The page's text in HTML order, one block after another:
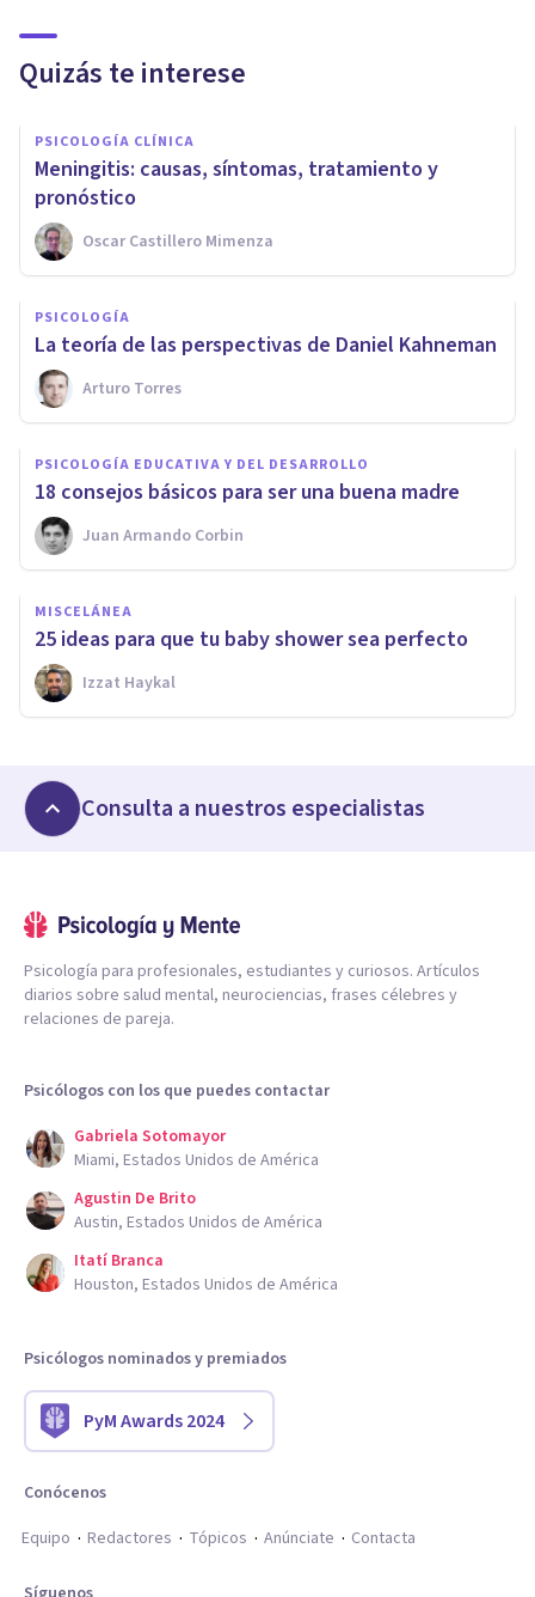
Quizás te interese
PSICOLOGÍA CLÍNICA
Meningitis: causas, síntomas, tratamiento y
pronóstico
Oscar Castillero Mimenza
PSICOLOGÍA
La teoría de las perspectivas de Daniel Kahneman
Arturo Torres
PSICOLOGÍA EDUCATIVA Y DEL DESARROLLO
18 consejos básicos para ser una buena madre
Juan Armando Corbin
MISCELÁNEA
25 ideas para que tu baby shower sea perfecto
Izzat Haykal
Consulta a nuestros especialistas
Psicología para profesionales, estudiantes y curiosos. Artículos
diarios sobre salud mental, neurociencias, frases célebres y
relaciones de pareja.
Psicólogos con los que puedes contactar
Gabriela Sotomayor
Miami, Estados Unidos de América
Agustin De Brito
Austin, Estados Unidos de América
Itatí Branca
Houston, Estados Unidos de América
Psicólogos nominados y premiados
PyM Awards 2024
Conócenos
Equipo
Redactores Tópicos Anúnciate Contacta